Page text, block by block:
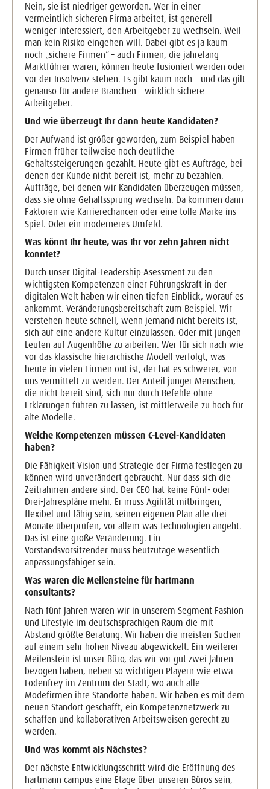
Nein, sie ist niedriger geworden. Wer in einer
vermeintlich sicheren Firma arbeitet, ist generell
weniger interessiert, den Arbeitgeber zu wechseln. Weil
man kein Risiko eingehen will. Dabei gibt es ja kaum
noch „sichere Firmen“ – auch Firmen, die jahrelang
Marktführer waren, können heute fusioniert werden oder
vor der Insolvenz stehen. Es gibt kaum noch – und das gilt
genauso für andere Branchen – wirklich sichere
Arbeitgeber.
Und wie überzeugt Ihr dann heute Kandidaten?
Der Aufwand ist größer geworden, zum Beispiel haben
Firmen früher teilweise noch deutliche
Gehaltssteigerungen gezahlt. Heute gibt es Aufträge, bei
denen der Kunde nicht bereit ist, mehr zu bezahlen.
Aufträge, bei denen wir Kandidaten überzeugen müssen,
dass sie ohne Gehaltssprung wechseln. Da kommen dann
Faktoren wie Karrierechancen oder eine tolle Marke ins
Spiel. Oder ein moderneres Umfeld.
Was könnt Ihr heute, was Ihr vor zehn Jahren nicht
konntet?
Durch unser Digital-Leadership-Asessment zu den
wichtigsten Kompetenzen einer Führungskraft in der
digitalen Welt haben wir einen tiefen Einblick, worauf es
ankommt. Veränderungsbereitschaft zum Beispiel. Wir
verstehen heute schnell, wenn jemand nicht bereits ist,
sich auf eine andere Kultur einzulassen. Oder mit jungen
Leuten auf Augenhöhe zu arbeiten. Wer für sich nach wie
vor das klassische hierarchische Modell verfolgt, was
heute in vielen Firmen out ist, der hat es schwerer, von
uns vermittelt zu werden. Der Anteil junger Menschen,
die nicht bereit sind, sich nur durch Befehle ohne
Erklärungen führen zu lassen, ist mittlerweile zu hoch für
alte Modelle.
Welche Kompetenzen müssen C-Level-Kandidaten
haben?
Die Fähigkeit Vision und Strategie der Firma festlegen zu
können wird unverändert gebraucht. Nur dass sich die
Zeitrahmen andere sind. Der CEO hat keine Fünf- oder
Drei-Jahrespläne mehr. Er muss Agilität mitbringen,
flexibel und fähig sein, seinen eigenen Plan alle drei
Monate überprüfen, vor allem was Technologien angeht.
Das ist eine große Veränderung. Ein
Vorstandsvorsitzender muss heutzutage wesentlich
anpassungsfähiger sein.
Was waren die Meilensteine für hartmann
consultants?
Nach fünf Jahren waren wir in unserem Segment Fashion
und Lifestyle im deutschsprachigen Raum die mit
Abstand größte Beratung. Wir haben die meisten Suchen
auf einem sehr hohen Niveau abgewickelt. Ein weiterer
Meilenstein ist unser Büro, das wir vor gut zwei Jahren
bezogen haben, neben so wichtigen Playern wie etwa
Lodenfrey im Zentrum der Stadt, wo auch alle
Modefirmen ihre Standorte haben. Wir haben es mit dem
neuen Standort geschafft, ein Kompetenznetzwerk zu
schaffen und kollaborativen Arbeitsweisen gerecht zu
werden.
Und was kommt als Nächstes?
Der nächste Entwicklungsschritt wird die Eröffnung des
hartmann campus eine Etage über unseren Büros sein,